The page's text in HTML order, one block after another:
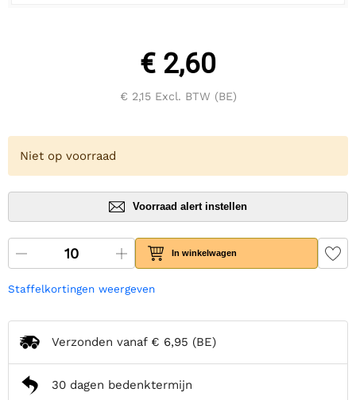
€ 2,60
€ 2,15Excl. BTW (BE)
Niet op voorraad
Voorraad alert instellen
In winkelwagen
Staffelkortingen weergeven
Verzonden vanaf € 6,95 (BE)
30 dagen bedenktermijn